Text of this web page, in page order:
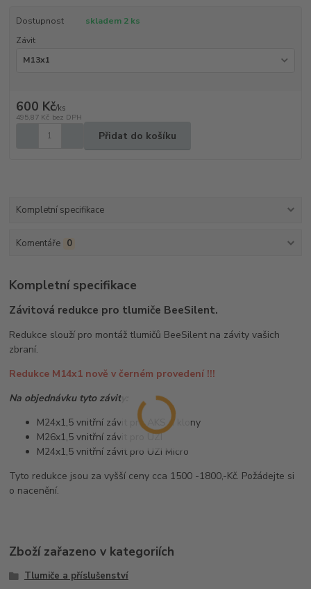
Dostupnost
skladem 2 ks
Závit
600 Kč/ks
495,87 Kč bez DPH
Přidat do košíku
Kompletní specifikace
Komentáře 0
Kompletní specifikace
Závitová redukce pro tlumiče BeeSilent.
Redukce slouží pro montáž tlumičů BeeSilent na závity vašich
zbraní.
Redukce M14x1 nově v černém provedení !!!
Na objednávku tyto závity:
M24x1,5 vnitřní závit pro AKS a klony
M26x1,5 vnitřní závit pro UZI
M24x1,5 vnitřní závit pro UZI Micro
Tyto redukce jsou za vyšší ceny cca 1500 -1800,-Kč. Požádejte si
o nacenění.
Zboží zařazeno v kategoriích
Tlumiče a příslušenství